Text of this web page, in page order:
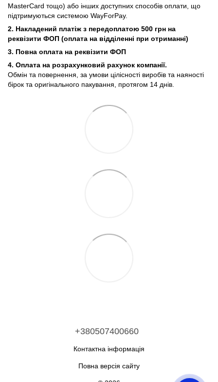
MasterCard тощо) або інших доступних способів оплати, що
підтримуються системою WayForPay.
2. Накладений платіж з передоплатою 500 грн на
реквізити ФОП (оплата на відділенні при отриманні)
3. Повна оплата на реквізити ФОП
4. Оплата на розрахунковий рахунок компанії.
Обмін та повернення, за умови цілісності виробів та наяності
бірок та оригінального пакування, протягом 14 днів.
+380507400660
Контактна інформація
Повна версія сайту